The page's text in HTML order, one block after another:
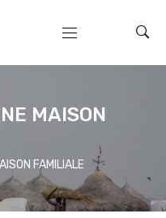
MAISON
FAMILIALE